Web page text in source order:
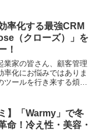
の管理がバラバラでレ
回ヘトヘト…」...
率化する最強CRM
（クローズ）」を
！
業家の皆さん、顧客管理
率化にお悩みではありま
ツールを行き来する煩わ
を解決する営業支援ツー
ローズ...
】「Warmy」で冬
命！冷え性・美容・